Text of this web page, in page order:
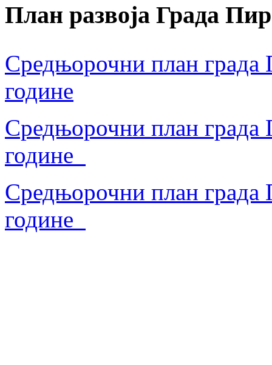
План развоја Града
Средњорочни план града
године
Средњорочни план града
године
Средњорочни план града
године